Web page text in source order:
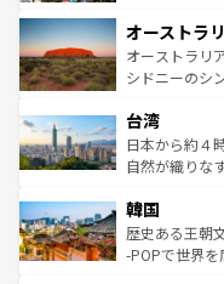
部のニューオ
文化が魅力。
しみながら、
ならではの贅沢な旅の
情報はコンテ
ワイ島は見逃
島だが、静か
おすすめ。エ
れるおもてな
人々、おいし
ク、伝統的な
ワイを、存分に味わって
はコンテンツ
オーストラ
オーストラリ
シドニーのシ
リアリーフや
ク）、タスマ
ど、見どころ
いる。アクテ
ビング、ハイ
い。オースト
台湾
日本から約４
自然が織りな
ン）、静ひつ
と山間の静け
驚きをもたら
韓国
歴史ある王朝
-POPで世界